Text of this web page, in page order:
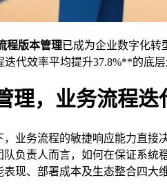
程版本管理已成为企业数字化转
代效率平均提升37.8%**的底
理，业务流程迭
业务流程的敏捷响应能力直
负责人而言，如何在保证系
现、部署成本及生态整合四大